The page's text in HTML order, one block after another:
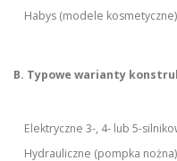
Habys (modele kosmetyczne)
B. Typowe warianty
Elektryczne 3-, 4- lub 5-
Hydrauliczne (pompka nożna)